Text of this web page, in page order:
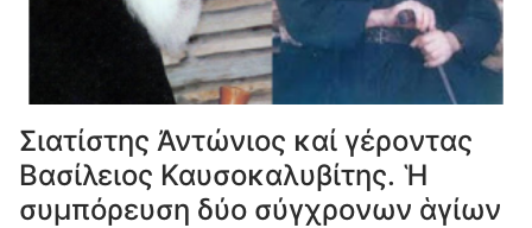
Σιατίστης Ἀντώνιος καί γέροντας
Βασίλειος Καυσοκαλυβίτης. Ἡ
συμπόρευση δύο σύγχρονων ἁγίων